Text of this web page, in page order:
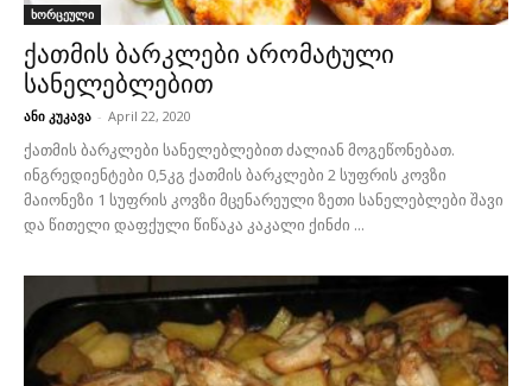
ხორცეული
ქათმის ბარკლები არომატული
სანელებლებით
ანი კუკავა - April 22, 2020
ქათმის ბარკლები სანელებლებით ძალიან მოგეწონებათ.
ინგრედიენტები 0,5კგ ქათმის ბარკლები 2 სუფრის კოვზი
მაიონეზი 1 სუფრის კოვზი მცენარეული ზეთი სანელებლები შავი
და წითელი დაფქული წიწაკა კაკალი ქინძი ...